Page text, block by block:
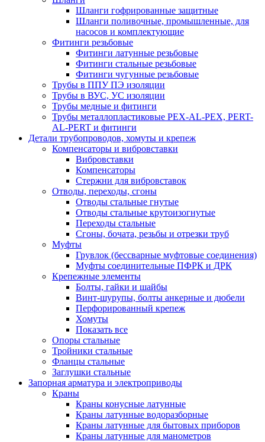
Шланги гофрированные защитные
Шланги поливочные, промышленные, для
насосов и комплектующие
Фитинги резьбовые
Фитинги латунные резьбовые
Фитинги стальные резьбовые
Фитинги чугунные резьбовые
Трубы в ППУ ПЭ изоляции
Трубы в ВУС, УС изоляции
Трубы медные и фитинги
Трубы металлопластиковые PEX-AL-PEX, PERT-
AL-PERT и фитинги
Детали трубопроводов, хомуты и крепеж
Компенсаторы и вибровставки
Вибровставки
Компенсаторы
Стержни для вибровставок
Отводы, переходы, сгоны
Отводы стальные гнутые
Отводы стальные крутоизогнутые
Переходы стальные
Сгоны, бочата, резьбы и отрезки труб
Муфты
Грувлок (бессварные муфтовые соединения)
Муфты соединительные ПФРК и ДРК
Крепежные элементы
Болты, гайки и шайбы
Винт-шурупы, болты анкерные и дюбели
Перфорированный крепеж
Хомуты
Показать все
Опоры стальные
Тройники стальные
Фланцы стальные
Заглушки стальные
Запорная арматура и электроприводы
Краны
Краны конусные латунные
Краны латунные водоразборные
Краны латунные для бытовых приборов
Краны латунные для манометров